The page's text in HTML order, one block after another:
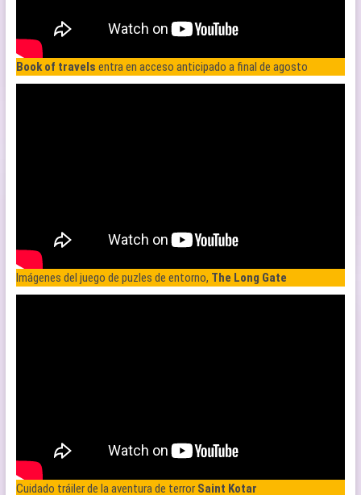
Book of travels entra en acceso anticipado a final de agosto
Imágenes del juego de puzles de entorno, The Long Gate
Cuidado tráiler de la aventura de terror Saint Kotar